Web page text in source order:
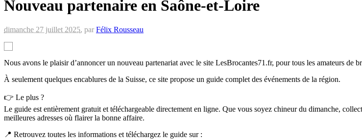
Nouveau partenaire en Saône-et-Loire
dimanche 27 juillet 2025, par Félix Rousseau
Nous avons le plaisir d’annoncer un nouveau partenariat avec le site LesBrocantes71.fr, pour tous les amateurs de
À seulement quelques encablures de la Suisse, ce site propose un guide complet des événements de la région.
👉 Le plus ?
Le guide est entièrement gratuit et téléchargeable directement en ligne. Que vous soyez chineur du dimanche,
meilleures adresses où flairer la bonne affaire.
📍 Retrouvez toutes les informations et téléchargez le guide sur :